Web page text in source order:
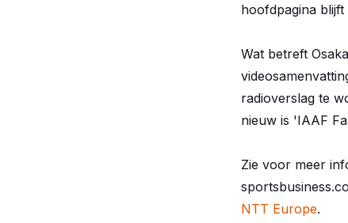
hoofdpagina
Wat betreft
radioverslag te
nieuw is 'IAAF
Zie voor meer
NTT Europe.